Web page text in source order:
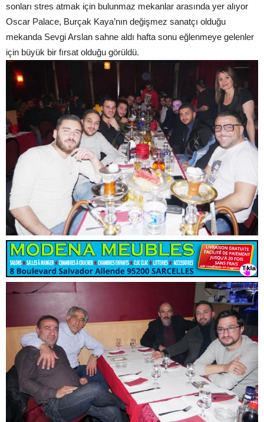
sonları stres atmak için bulunmaz mekanlar arasında yer alıyor
Oscar Palace, Burçak Kaya’nın değişmez sanatçı olduğu
mekanda Sevgi Arslan sahne aldı hafta sonu eğlenmeye gelenler
için büyük bir fırsat olduğu görüldü.